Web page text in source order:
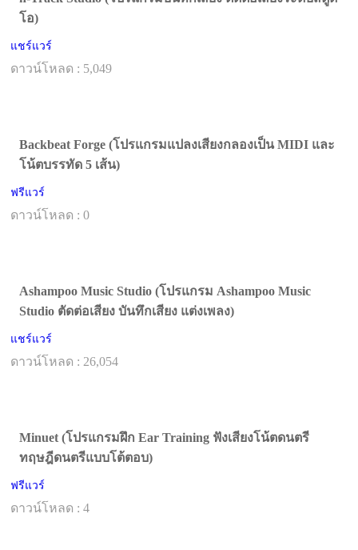
โอ)
แชร์แวร์
ดาวน์โหลด : 5,049
Backbeat Forge (โปรแกรมแปลงเสียงกลองเป็น MIDI และ
โน้ตบรรทัด 5 เส้น)
ฟรีแวร์
ดาวน์โหลด : 0
Ashampoo Music Studio (โปรแกรม Ashampoo Music
Studio ตัดต่อเสียง บันทึกเสียง แต่งเพลง)
แชร์แวร์
ดาวน์โหลด : 26,054
Minuet (โปรแกรมฝึก Ear Training ฟังเสียงโน้ตดนตรี
ทฤษฎีดนตรีแบบโต้ตอบ)
ฟรีแวร์
ดาวน์โหลด : 4